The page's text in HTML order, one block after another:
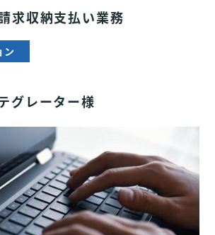
求収納支払い業務
ン
グレーター様